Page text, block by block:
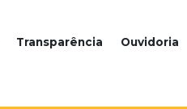
Transparência Ouvidoria